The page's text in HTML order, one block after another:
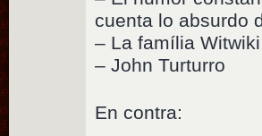
cuenta lo absurdo
– La família Witwiki
– John Turturro
En contra: